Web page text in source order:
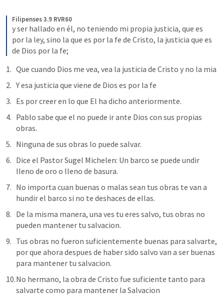
Filipenses 3.9 RVR60
y ser hallado en él, no teniendo mi propia justicia, que es
por la ley, sino la que es por la fe de Cristo, la justicia que es
de Dios por la fe;
Que cuando Dios me vea, vea la justicia de Cristo y no la mia
Y esa justicia que viene de Dios es por la fe
Es por creer en lo que El ha dicho anteriormente.
Pablo sabe que el no puede ir ante Dios con sus propias
obras.
Ninguna de sus obras lo puede salvar.
Dice el Pastor Sugel Michelen: Un barco se puede undir
lleno de oro o lleno de basura.
No importa cuan buenas o malas sean tus obras te van a
hundir el barco si no te deshaces de ellas.
De la misma manera, una ves tu eres salvo, tus obras no
pueden mantener tu salvacion.
Tus obras no fueron suficientemente buenas para salvarte,
por que ahora despues de haber sido salvo van a ser buenas
para mantener tu salvacion.
No hermano, la obra de Cristo fue suficiente tanto para
salvarte como para mantener la Salvacion